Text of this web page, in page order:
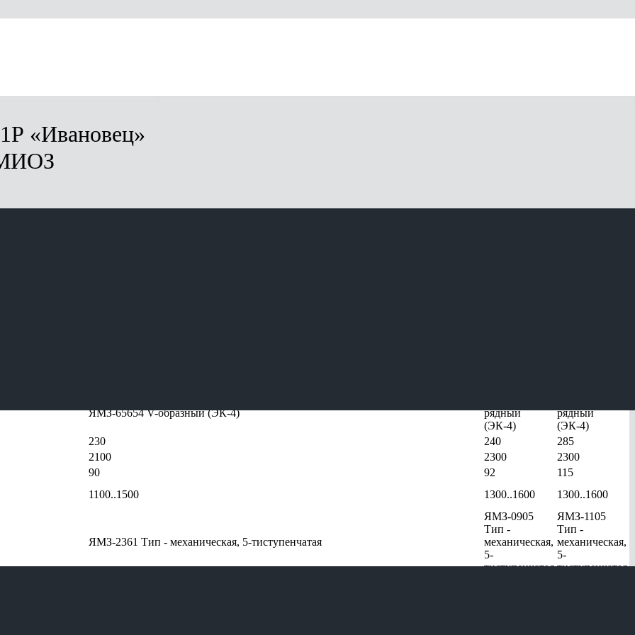
«Урал» 4320-1937 -60МИОЗ
«Ивановец»
ЯМЗ-65654 V-образный (ЭК-4)
рядный
(ЭК-4)
рядный
(ЭК-4)
230 240
285
2100 2300
2300
90 92
115
1100..1500 1300..1600 1300..1600
ЯМЗ-2361 Тип - механическая, 5-тиступенчатая
ЯМЗ-0905
Тип -
механическая,
5-
тиступенчатая
ЯМЗ-1105
Тип -
механическая,
5-
тиступенчатая